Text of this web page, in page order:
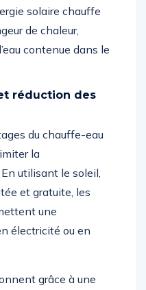
solaire chauffe
de chaleur,
contenue dans le
réduction des
du chauffe-eau
la
utilisant le soleil,
et gratuite, les
une
électricité ou en
grâce à une